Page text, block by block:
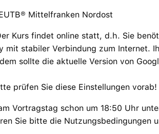
Mittelfranken Nordost
Kurs findet online statt, d.h. Sie
mit stabiler Verbindung zum Internet.
sollte die aktuelle Version von
prüfen Sie diese Einstellungen vorab!
Vortragstag schon um 18:50 Uhr
Sie bitte die Nutzungsbedingungen